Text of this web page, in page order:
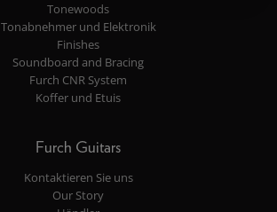
Tonewoods
Tonabnehmer und Elektronik
Finishes
Soundboard and Bracing
Furch CNR System
Koffer und Etuis
Furch Guitars
Kontaktieren Sie uns
Our Story